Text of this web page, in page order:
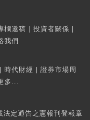
欄邀稿 | 投資者關係 |
我們
| 時代財經 | 證券市場周
多...
法定通告之憲報刊登報章